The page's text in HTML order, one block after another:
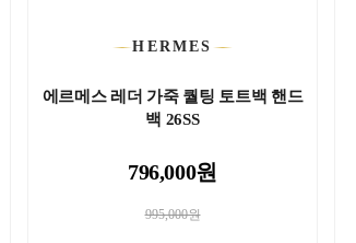
HERMES
에르메스 레더 가죽 퀄팅 토트백 핸드
백 26SS
796,000원
995,000원